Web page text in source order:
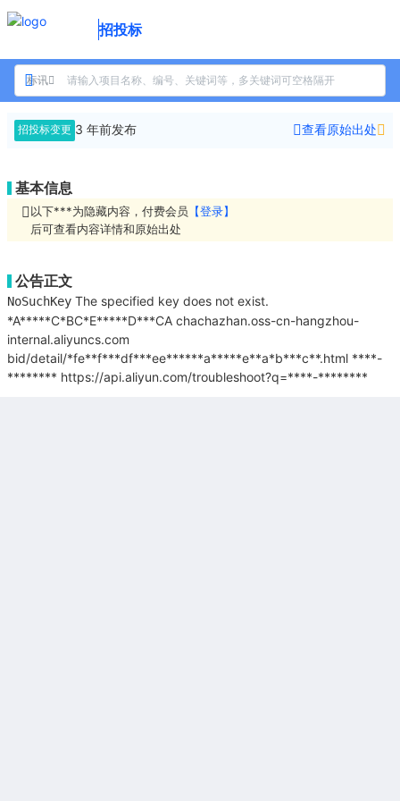
招投标
标讯
招投标变更 3 年前发布 查看原始出处
基本信息
以下***为隐藏内容，付费会员 【登录】
后可查看内容详情和原始出处
公告正文
NoSuchKey The specified key does not exist.
*A*****C*BC*E*****D***CA chachazhan.oss-cn-hangzhou-
internal.aliyuncs.com
bid/detail/*fe**f***df***ee******a*****e**a*b***c**.html ****-
******** https://api.aliyun.com/troubleshoot?q=****-********